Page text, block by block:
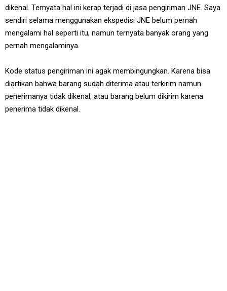
dikenal. Ternyata hal ini kerap terjadi di jasa pengiriman JNE. Saya
sendiri selama menggunakan ekspedisi JNE belum pernah
mengalami hal seperti itu, namun ternyata banyak orang yang
pernah mengalaminya.
Kode status pengiriman ini agak membingungkan. Karena bisa
diartikan bahwa barang sudah diterima atau terkirim namun
penerimanya tidak dikenal, atau barang belum dikirim karena
penerima tidak dikenal.